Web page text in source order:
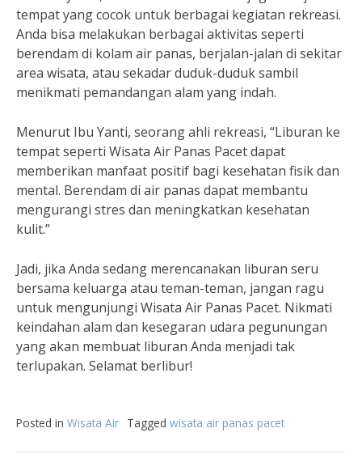
tempat yang cocok untuk berbagai kegiatan rekreasi.
Anda bisa melakukan berbagai aktivitas seperti
berendam di kolam air panas, berjalan-jalan di sekitar
area wisata, atau sekadar duduk-duduk sambil
menikmati pemandangan alam yang indah.
Menurut Ibu Yanti, seorang ahli rekreasi, “Liburan ke
tempat seperti Wisata Air Panas Pacet dapat
memberikan manfaat positif bagi kesehatan fisik dan
mental. Berendam di air panas dapat membantu
mengurangi stres dan meningkatkan kesehatan
kulit.”
Jadi, jika Anda sedang merencanakan liburan seru
bersama keluarga atau teman-teman, jangan ragu
untuk mengunjungi Wisata Air Panas Pacet. Nikmati
keindahan alam dan kesegaran udara pegunungan
yang akan membuat liburan Anda menjadi tak
terlupakan. Selamat berlibur!
Posted in Wisata Air Tagged wisata air panas pacet